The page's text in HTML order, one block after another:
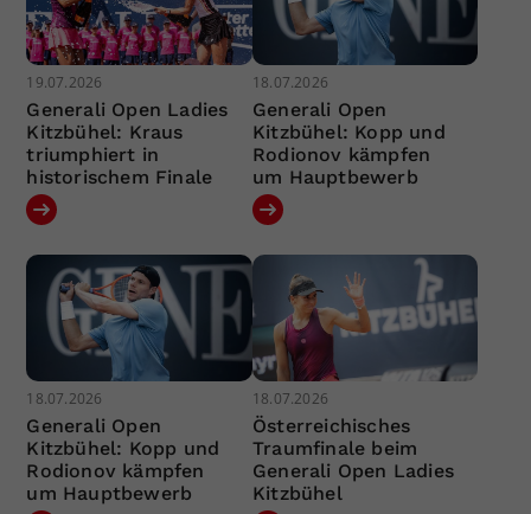
19.07.2026
Generali Open Ladies
Kitzbühel: Kraus
triumphiert in
historischem Finale
18.07.2026
Generali Open
Kitzbühel: Kopp und
Rodionov kämpfen
um Hauptbewerb
18.07.2026
Generali Open
Kitzbühel: Kopp und
Rodionov kämpfen
um Hauptbewerb
18.07.2026
Österreichisches
Traumfinale beim
Generali Open Ladies
Kitzbühel